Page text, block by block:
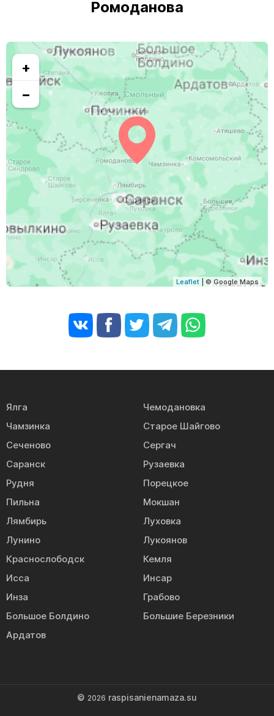
Ромоданова
+
−
Leaflet | © Google Maps
Ялга
Чемодановка
Чамзинка
Старое Шайгово
Сеченово
Сергач
Саранск
Рузаевка
Рудня
Порецкое
Пильна
Мокшан
Лямбирь
Луховка
Лунино
Лукоянов
Краснослободск
Кемля
Исса
Инсар
Инза
Грабово
Большое Болдино
Большие Березники
Ардатов
© 2026 raspisanienamaza.su